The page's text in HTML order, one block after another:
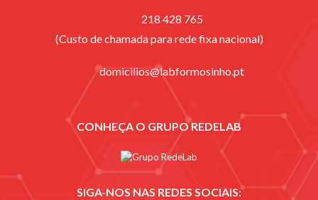
218 428 765
(Custo de chamada para rede fixa nacional)
domicilios@labformosinho.pt
CONHEÇA O GRUPO REDELAB
SIGA-NOS NAS REDES SOCIAIS: